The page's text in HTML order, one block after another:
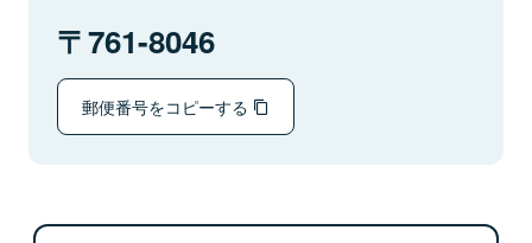
761-8046
郵便番号をコピーする